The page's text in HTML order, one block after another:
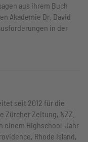
aus ihrem Buch
Akademie Dr. David
in der
seit 2012 für die
Zürcher Zeitung, NZZ.
einem Highschool-Jahr
Rhode Island,